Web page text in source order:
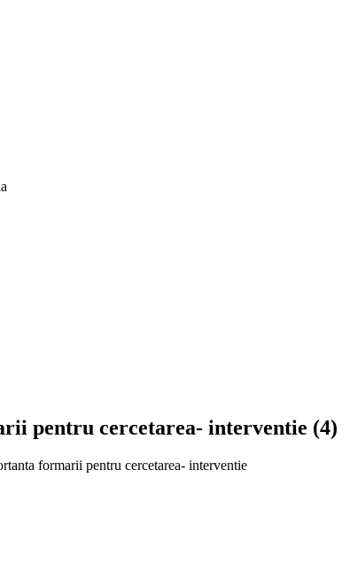
pentru cercetarea- interventie (4)
formarii pentru cercetarea- interventie